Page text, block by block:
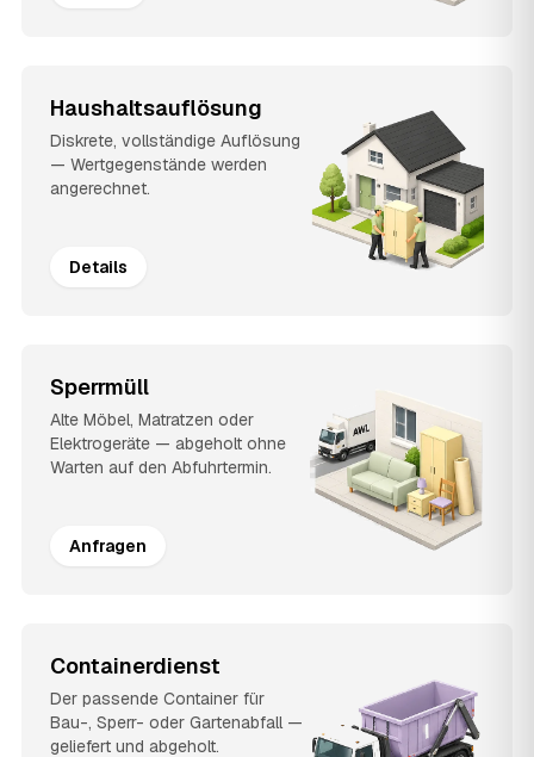
Haushaltsauflösung
Diskrete, vollständige Auflösung
— Wertgegenstände werden
angerechnet.
Details
Sperrmüll
Alte Möbel, Matratzen oder
Elektrogeräte — abgeholt ohne
Warten auf den Abfuhrtermin.
Anfragen
Containerdienst
Der passende Container für
Bau-, Sperr- oder Gartenabfall —
geliefert und abgeholt.